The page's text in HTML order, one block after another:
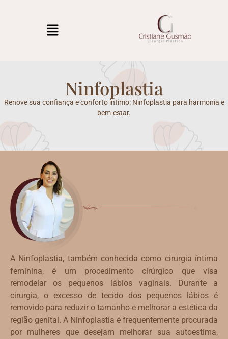
Ninfoplastia
Renove sua confiança e conforto íntimo: Ninfoplastia para harmonia e
bem-estar.
A Ninfoplastia, também conhecida como cirurgia íntima
feminina, é um procedimento cirúrgico que visa
remodelar os pequenos lábios vaginais. Durante a
cirurgia, o excesso de tecido dos pequenos lábios é
removido para reduzir o tamanho e melhorar a estética da
região genital. A Ninfoplastia é frequentemente procurada
por mulheres que desejam melhorar sua autoestima,